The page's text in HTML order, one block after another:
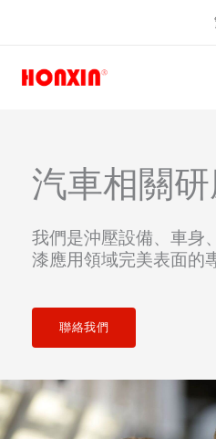
汽車相關
我們是沖壓設備、車身
漆應用領域完美表面的
聯絡我們